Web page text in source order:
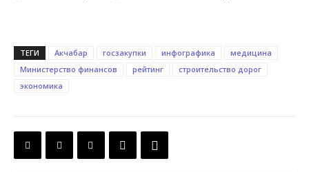
ТЕГИ Акчабар госзакупки инфографика
медицина
Министерство финансов
рейтинг
строительство дорог
экономика